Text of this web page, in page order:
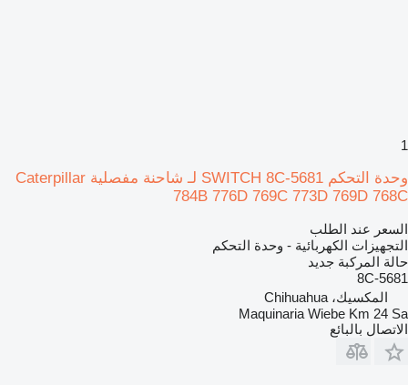
1
وحدة التحكم SWITCH 8C-5681 لـ شاحنة مفصلية Caterpillar
784B 776D 769C 773D 769D 768C
السعر عند الطلب
التجهيزات الكهربائية - وحدة التحكم
حالة المركبة جديد
8C-5681
المكسيك، Chihuahua
Maquinaria Wiebe Km 24 Sa
الاتصال بالبائع